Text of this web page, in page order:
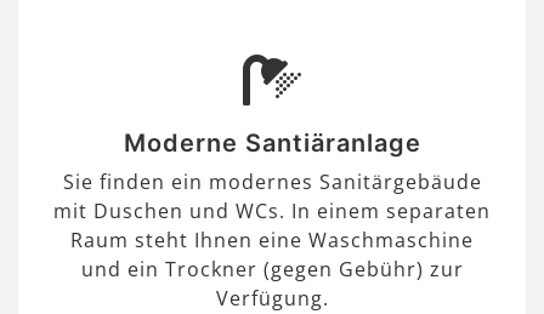
Moderne Santiäranlage
Sie finden ein modernes Sanitärgebäude
mit Duschen und WCs. In einem separaten
Raum steht Ihnen eine Waschmaschine
und ein Trockner (gegen Gebühr) zur
Verfügung.